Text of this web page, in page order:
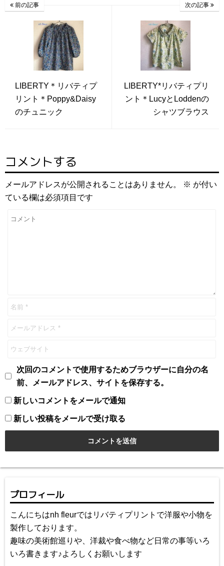
前の記事
LIBERTY＊リバティプ
リント＊Poppy&Daisy
のチュニック
次の記事
LIBERTY*リバティプリ
ント＊LucyとLoddenの
シャツブラウス
コメントする
メールアドレスが公開されることはありません。 ※ が付い
ている欄は必須項目です
次回のコメントで使用するためブラウザーに自分の名
前、メールアドレス、サイトを保存する。
新しいコメントをメールで通知
新しい投稿をメールで受け取る
プロフィール
こんにちはnh fleurではリバティプリントで洋服や小物を
製作しております。
趣味の美術館巡りや、洋裁や食べ物など日常の事等いろ
いろ書きます♪よろしくお願いします